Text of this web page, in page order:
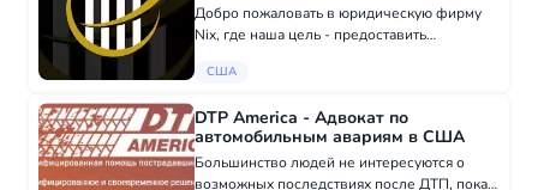
Добро пожаловать в юридическую фирму
Nix, где наша цель - предоставить
представительство с персональным
города, наша фирма специализируетс...
США
DTP America - Адвокат по
автомобильным авариям в США
Большинство людей не интересуются о
возможных последствиях после ДТП, пока